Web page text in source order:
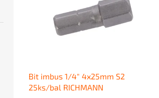
Bit imbus 1/4" 4x25mm S2
25ks/bal RICHMANN